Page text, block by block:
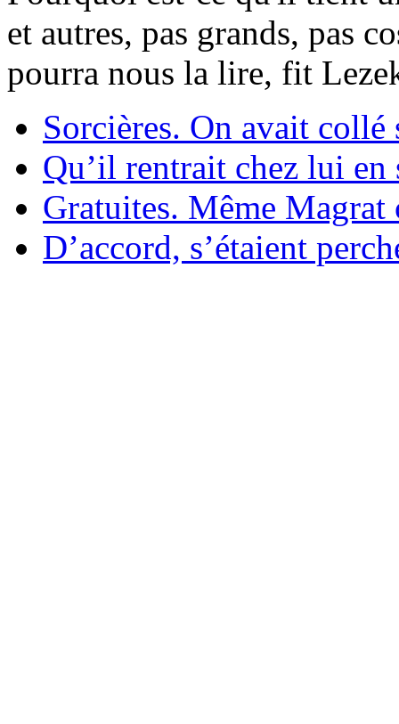
et autres, pas grands, pas
pourra nous la lire, fit
Sorcières. On avait collé
Qu’il rentrait chez lui en
Gratuites. Même Magrat
D’accord, s’étaient